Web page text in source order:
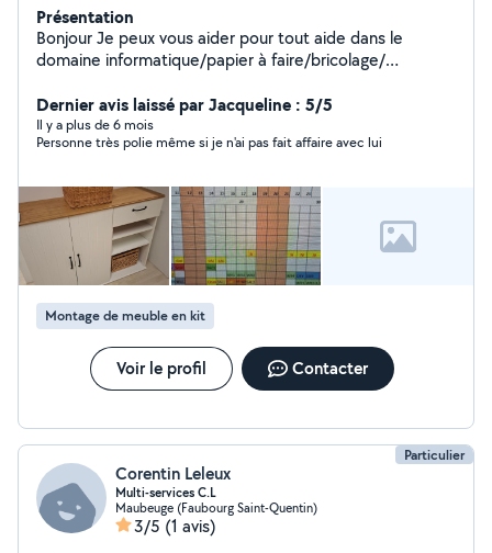
Présentation
Bonjour Je peux vous aider pour tout aide dans le
domaine informatique/papier à faire/bricolage/
types
Dernier avis laissé par Jacqueline : 5/5
Il y a plus de 6 mois
Personne très polie même si je n'ai pas fait affaire avec lui
Montage de meuble en kit
Voir le profil Contacter
Particulier
Corentin Leleux
Multi-services C.L
Maubeuge (Faubourg Saint-Quentin)
3/5 (1 avis)